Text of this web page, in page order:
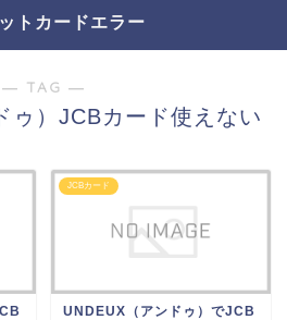
トカードエラー
― TAG ―
ゥ）JCBカード使えない
JCBカード
UNDEUX（アンドゥ）でJCB